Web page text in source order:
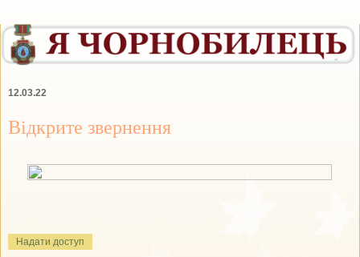
12.03.22
Відкрите звернення
Надати доступ